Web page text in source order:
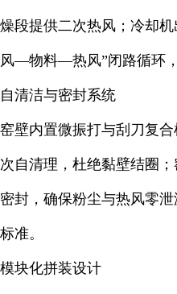
燥段提供二次热风；冷却
风—物料—热风”闭路循环
自清洁与密封系统
窑壁内置微振打与刮刀复
次自清理，杜绝黏壁结圈
密封，确保粉尘与热风零
标准。
模块化拼装设计